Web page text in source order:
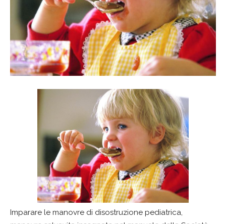
Imparare le manovre di disostruzione pediatrica,